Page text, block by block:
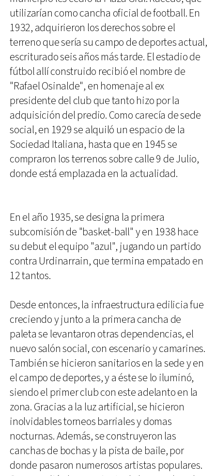
utilizarían como cancha oficial de football. En
1932, adquirieron los derechos sobre el
terreno que sería su campo de deportes actual,
escriturado seis años más tarde. El estadio de
fútbol allí construido recibió el nombre de
"Rafael Osinalde", en homenaje al ex
presidente del club que tanto hizo por la
adquisición del predio. Como carecía de sede
social, en 1929 se alquiló un espacio de la
Sociedad Italiana, hasta que en 1945 se
compraron los terrenos sobre calle 9 de Julio,
donde está emplazada en la actualidad.
En el año 1935, se designa la primera
subcomisión de "basket-ball" y en 1938 hace
su debut el equipo "azul", jugando un partido
contra Urdinarrain, que termina empatado en
12 tantos.
Desde entonces, la infraestructura edilicia fue
creciendo y junto a la primera cancha de
paleta se levantaron otras dependencias, el
nuevo salón social, con escenario y camarines.
También se hicieron sanitarios en la sede y en
el campo de deportes, y a éste se lo iluminó,
siendo el primer club con este adelanto en la
zona. Gracias a la luz artificial, se hicieron
inolvidables torneos barriales y domas
nocturnas. Además, se construyeron las
canchas de bochas y la pista de baile, por
donde pasaron numerosos artistas populares.